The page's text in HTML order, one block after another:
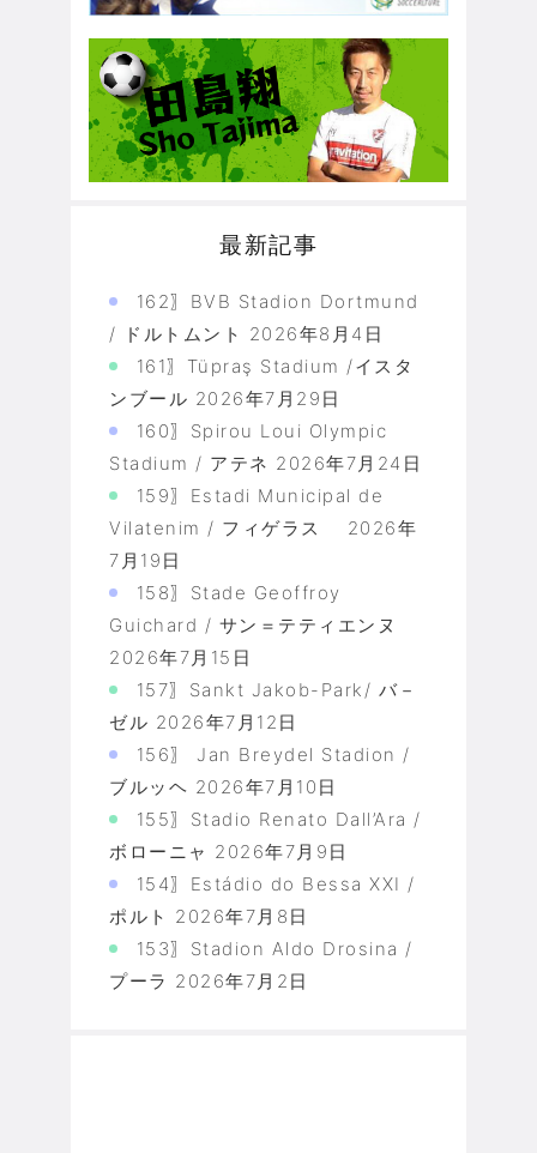
最新記事
162〗BVB Stadion Dortmund
/ ドルトムント 2026年8月4日
161〗Tüpraş Stadium /イスタ
ンブール 2026年7月29日
160〗Spirou Loui Olympic
Stadium / アテネ 2026年7月24日
159〗Estadi Municipal de
Vilatenim / フィゲラス
2026年
7月19日
158〗Stade Geoffroy
Guichard / サン＝テティエンヌ
2026年7月15日
157〗Sankt Jakob-Park/ バ－
ゼル 2026年7月12日
156〗 Jan Breydel Stadion /
ブルッヘ 2026年7月10日
155〗Stadio Renato Dall’Ara /
ボローニャ 2026年7月9日
154〗Estádio do Bessa XXI /
ポルト 2026年7月8日
153〗Stadion Aldo Drosina /
プーラ 2026年7月2日